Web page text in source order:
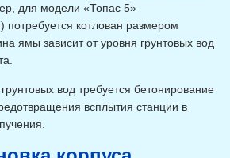
для модели «Топас 5»
котлован размером
ямы зависит от уровня грунтовых вод
вод требуется бетонирование
всплытия станции в